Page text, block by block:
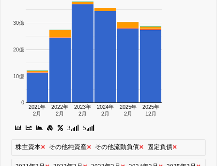
2021年
2月
2022年
2月
2023年
2月
2024年
2月
2025年
2月
2025年
12月
0
10億
20億
30億
3 5
株主資本 その他純資産 その他流動負債 固定負債